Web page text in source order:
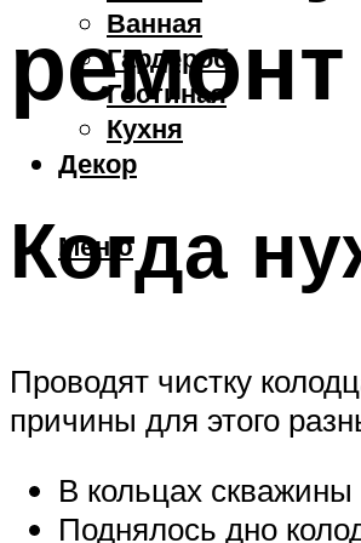
Ванная
Гардероб
Гостиная
Кухня
Декор
Меню
Когда
Проводят чистку
причины для этого
В кольцах
Поднялось дно